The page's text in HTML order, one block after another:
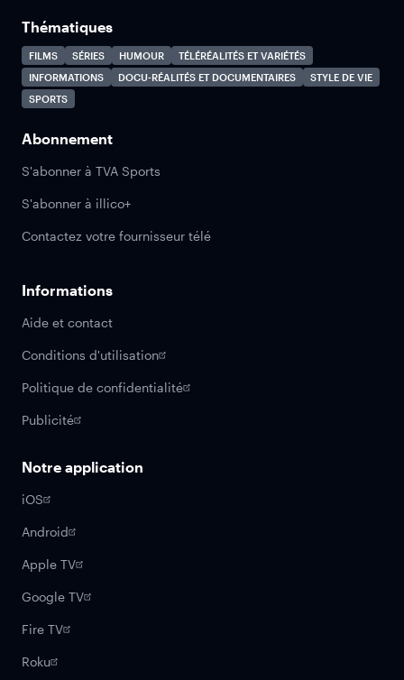
Thématiques
FILMS SÉRIES HUMOUR
TÉLÉRÉALITÉS ET VARIÉTÉS
INFORMATIONS
DOCU-RÉALITÉS ET DOCUMENTAIRES
STYLE DE VIE
SPORTS
Abonnement
S'abonner à TVA Sports
S'abonner à illico+
Contactez votre fournisseur télé
Informations
Aide et contact
Conditions d'utilisation
Politique de confidentialité
Publicité
Notre application
iOS
Android
Apple TV
Google TV
Fire TV
Roku